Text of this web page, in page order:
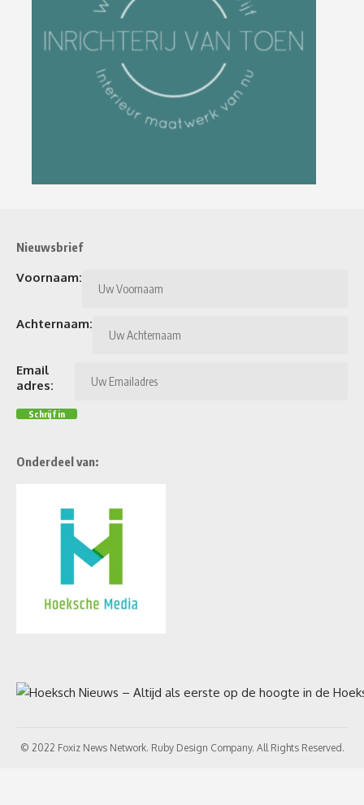
Nieuwsbrief
Voornaam:
Achternaam:
Email
adres:
Onderdeel van:
© 2022 Foxiz News Network. Ruby Design Company. All Rights Reserved.